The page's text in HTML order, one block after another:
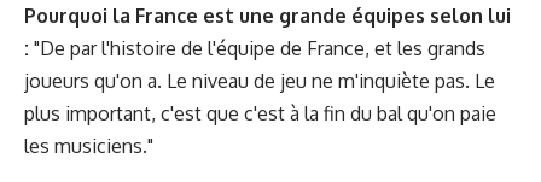
Pourquoi la France est une grande équipes selon lui
: "De par l'histoire de l'équipe de France, et les grands
joueurs qu'on a. Le niveau de jeu ne m'inquiète pas. Le
plus important, c'est que c'est à la fin du bal qu'on paie
les musiciens."